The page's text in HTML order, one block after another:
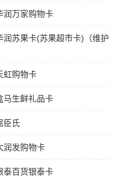
润万家购物卡
苏果卡(苏果超市卡)（维护
虹购物卡
马生鲜礼品卡
臣氏
润发购物卡
泰百货银泰卡